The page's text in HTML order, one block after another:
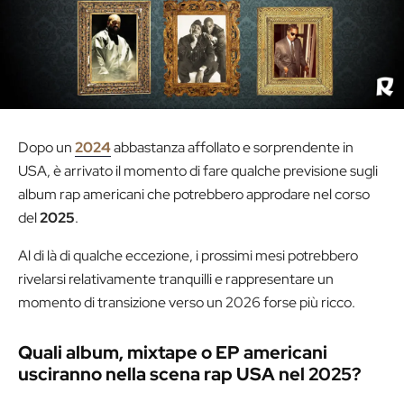
Dopo un2024abbastanza affollato e sorprendente in
USA, è arrivato il momento di fare qualche previsione sugli
album rap americani che potrebbero approdare nel corso
del2025.
Al di là di qualche eccezione, i prossimi mesi potrebbero
rivelarsi relativamente tranquilli e rappresentare un
momento di transizione verso un 2026 forse più ricco.
Quali album, mixtape o EP americani
usciranno nella scena rap USA nel 2025?